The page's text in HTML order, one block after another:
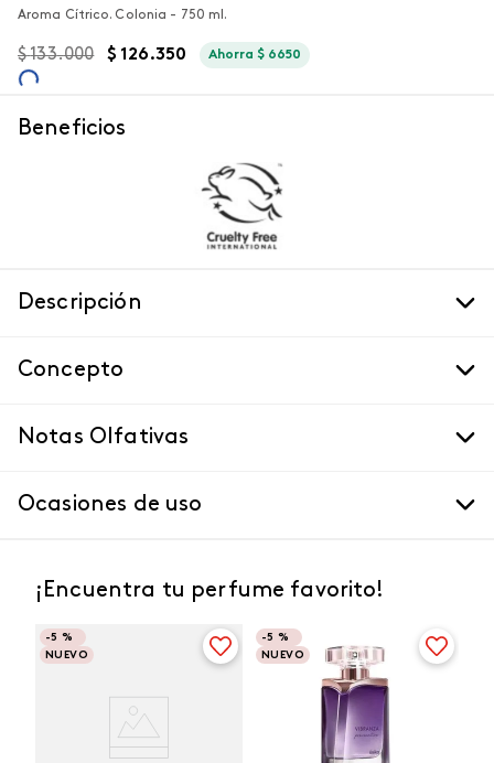
Aroma Cítrico. Colonia - 750 ml.
$133.000 $ 126.350 Ahorra$ 6650
Beneficios
Descripción
Concepto
Notas Olfativas
Ocasiones de uso
¡Encuentra tu perfume favorito!
-5 %
NUEVO
-5 %
NUEVO